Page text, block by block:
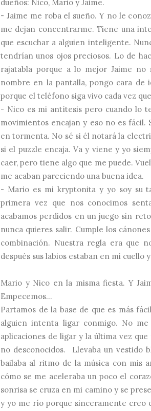
dueños: Nico, Mario y Jaime.
- Jaime me roba el sueño. Y no le
me dejan concentrarme. Tiene una
que escuchar a alguien inteligente.
tendrían unos ojos preciosos. Lo de
rajatabla porque a lo mejor Jaime
nombre en la pantalla, pongo cara de
porque el teléfono siga vivo cada vez
- Nico es mi antítesis pero cuando lo
movimientos encajan y eso no es fácil.
en tormenta. No sé si él notará la
si el puzzle encaja. Va y viene y yo
caer, pero tiene algo que me puede.
me acaban pareciendo una buena idea.
- Mario es mi kryptonita y yo soy su
primera vez que nos conocimos
acabamos perdidos en un juego sin
nunca quieres salir. Cumple los
combinación. Nuestra regla era que
después sus labios estaban en mi
Mario y Nico en la misma fiesta. Y
Empecemos...
Partamos de la base de que es más
alguien intenta ligar conmigo. No
aplicaciones de ligar y la última vez
no desconocidos. Llevaba un vestido
bailaba al ritmo de la música con mis
cómo se me aceleraba un poco el
sonrisa se cruza en mi camino y se
y yo me río porque sinceramente creo